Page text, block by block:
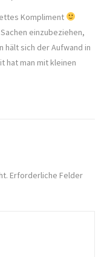
Kompliment
einzubeziehen,
hält sich der Aufwand in
hat man mit kleinen
Erforderliche Felder